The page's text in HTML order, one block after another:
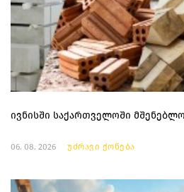
ივნისში საქართველოში
06. 08. 2026 უძრავი ქონება